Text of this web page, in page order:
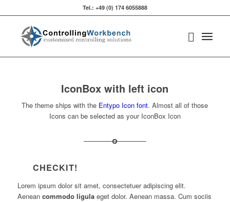
Tel.: +49 (0) 174 6055888‬
IconBox with left icon
The theme ships with the Entypo Icon font. Almost all of those
Icons can be selected as your IconBox Icon
CHECKIT!
Lorem ipsum dolor sit amet, consectetuer adipiscing elit.
Aenean commodo ligulaeget dolor. Aenean massa. Cum sociis